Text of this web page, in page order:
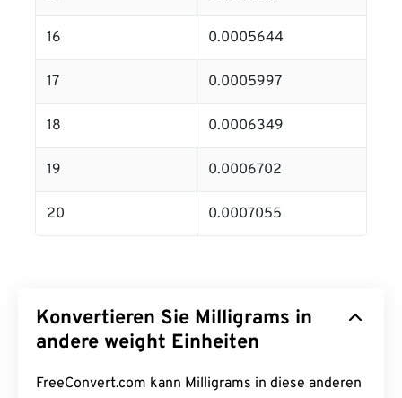
16 0.0005644
17 0.0005997
18 0.0006349
19 0.0006702
20 0.0007055
Konvertieren Sie Milligrams in
andere weight Einheiten
FreeConvert.com kann Milligrams in diese anderen